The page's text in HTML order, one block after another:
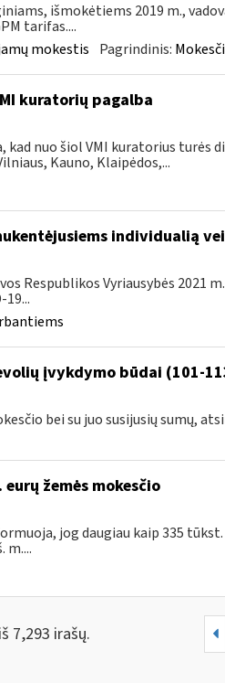
išmokėtiems 2019 m.,
tarifas....
mokestis Pagrindinis:
kuratorių pagalba
nuo šiol VMI kuratorius turės
Kauno, Klaipėdos,...
individualią
Respublikos Vyriausybės 2021
įvykdymo būdai (101-
bei su juo susijusių sumų,
žemės mokesčio
jog daugiau kaip 335
m....
7,293 irašų.